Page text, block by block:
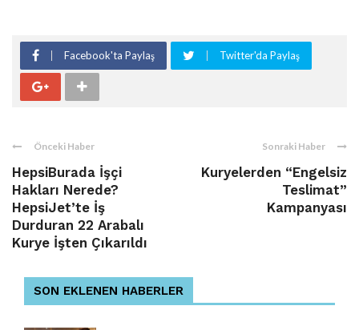
Facebook'ta Paylaş Twitter'da Paylaş
Önceki Haber
HepsiBurada İşçi
Hakları Nerede?
HepsiJet’te İş
Durduran 22 Arabalı
Kurye İşten Çıkarıldı
Sonraki Haber
Kuryelerden “Engelsiz
Teslimat”
Kampanyası
SON EKLENEN HABERLER